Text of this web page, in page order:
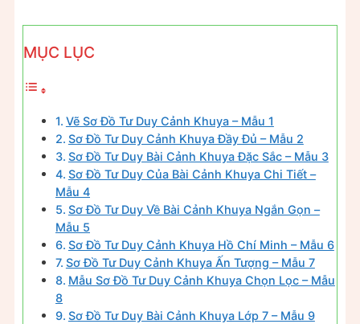
MỤC LỤC
Vẽ Sơ Đồ Tư Duy Cảnh Khuya – Mẫu 1
Sơ Đồ Tư Duy Cảnh Khuya Đầy Đủ – Mẫu 2
Sơ Đồ Tư Duy Bài Cảnh Khuya Đặc Sắc – Mẫu 3
Sơ Đồ Tư Duy Của Bài Cảnh Khuya Chi Tiết –
Mẫu 4
Sơ Đồ Tư Duy Về Bài Cảnh Khuya Ngắn Gọn –
Mẫu 5
Sơ Đồ Tư Duy Cảnh Khuya Hồ Chí Minh – Mẫu 6
Sơ Đồ Tư Duy Cảnh Khuya Ấn Tượng – Mẫu 7
Mẫu Sơ Đồ Tư Duy Cảnh Khuya Chọn Lọc – Mẫu
8
Sơ Đồ Tư Duy Bài Cảnh Khuya Lớp 7 – Mẫu 9